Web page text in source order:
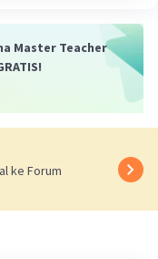
Master Teacher
ke Forum